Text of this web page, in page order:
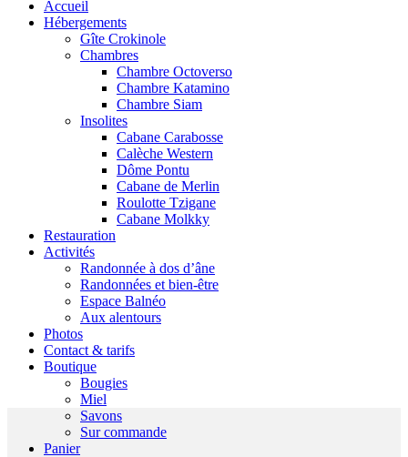
Accueil
Hébergements
Gîte Crokinole
Chambres
Chambre Octoverso
Chambre Katamino
Chambre Siam
Insolites
Cabane Carabosse
Calèche Western
Dôme Pontu
Cabane de Merlin
Roulotte Tzigane
Cabane Molkky
Restauration
Activités
Randonnée à dos d’âne
Randonnées et bien-être
Espace Balnéo
Aux alentours
Photos
Contact & tarifs
Boutique
Bougies
Miel
Savons
Sur commande
Panier